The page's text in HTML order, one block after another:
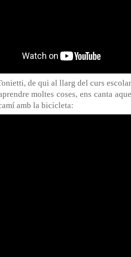
de qui al llarg del curs
moltes coses, ens canta
amb la bicicleta: